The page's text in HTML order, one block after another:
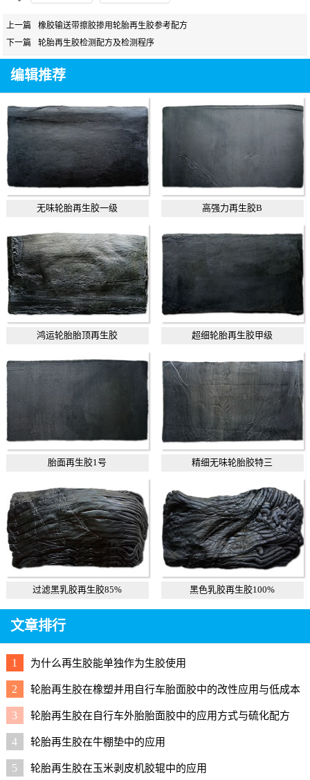
上一篇
橡胶输送带擦胶掺用轮胎再生胶参考配方
下一篇
轮胎再生胶检测配方及检测程序
编辑推荐
无味轮胎再生胶一级 高强力再生胶B
鸿运轮胎胎顶再生胶 超细轮胎再生胶甲级
胎面再生胶1号 精细无味轮胎胶特三
过滤黑乳胶再生胶85% 黑色乳胶再生胶100%
文章排行
1 为什么再生胶能单独作为生胶使用
2
轮胎再生胶在橡塑并用自行车胎面胶中的改性应用与低成本
配方
3 轮胎再生胶在自行车外胎胎面胶中的应用方式与硫化配方
4 轮胎再生胶在牛棚垫中的应用
5 轮胎再生胶在玉米剥皮机胶辊中的应用